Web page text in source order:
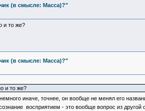
(в смысле: Масса)?"
и то же?
(в смысле: Масса)?"
и то же?
иначе, точнее, он вообще не менял его
восприятием - это вообще вопрос из другой